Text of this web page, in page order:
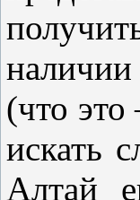
наличии
(что
искать
Алтай